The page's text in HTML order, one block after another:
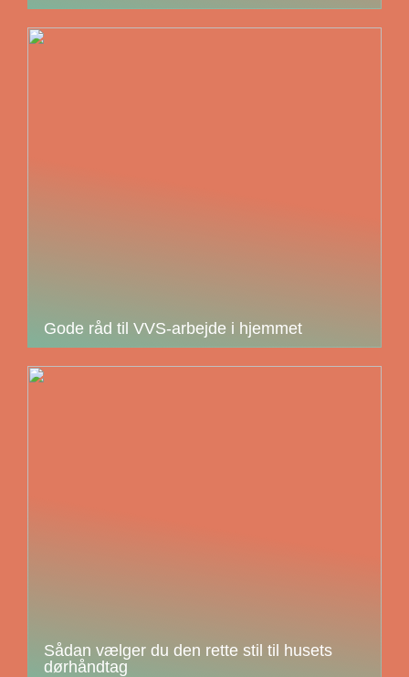
Gode råd til VVS-arbejde i hjemmet
Sådan vælger du den rette stil til husets
dørhåndtag